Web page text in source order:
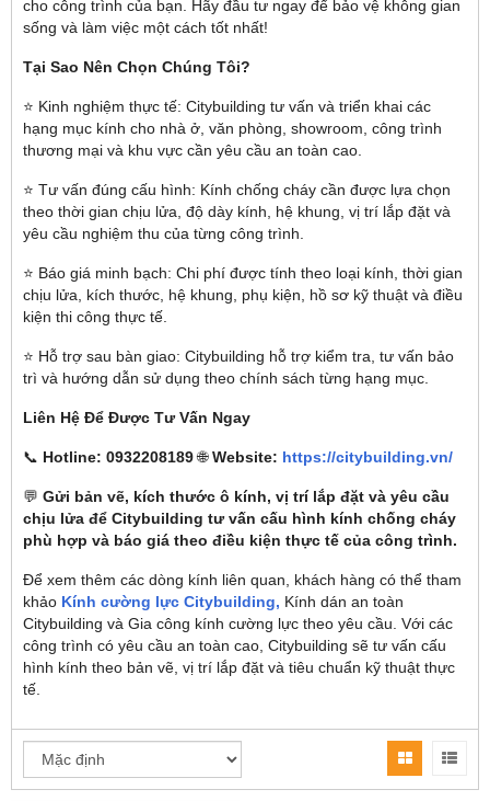
cho công trình của bạn. Hãy đầu tư ngay để bảo vệ không gian
sống và làm việc một cách tốt nhất!
Tại Sao Nên Chọn Chúng Tôi?
⭐ Kinh nghiệm thực tế: Citybuilding tư vấn và triển khai các
hạng mục kính cho nhà ở, văn phòng, showroom, công trình
thương mại và khu vực cần yêu cầu an toàn cao.
⭐ Tư vấn đúng cấu hình: Kính chống cháy cần được lựa chọn
theo thời gian chịu lửa, độ dày kính, hệ khung, vị trí lắp đặt và
yêu cầu nghiệm thu của từng công trình.
⭐ Báo giá minh bạch: Chi phí được tính theo loại kính, thời gian
chịu lửa, kích thước, hệ khung, phụ kiện, hồ sơ kỹ thuật và điều
kiện thi công thực tế.
⭐ Hỗ trợ sau bàn giao: Citybuilding hỗ trợ kiểm tra, tư vấn bảo
trì và hướng dẫn sử dụng theo chính sách từng hạng mục.
Liên Hệ Để Được Tư Vấn Ngay
📞 Hotline: 0932208189🌐Website: https://citybuilding.vn/
💬 Gửi bản vẽ, kích thước ô kính, vị trí lắp đặt và yêu cầu
chịu lửa để Citybuilding tư vấn cấu hình kính chống cháy
phù hợp và báo giá theo điều kiện thực tế của công trình.
Để xem thêm các dòng kính liên quan, khách hàng có thể tham
khảo Kính cường lực Citybuilding, Kính dán an toàn
Citybuilding và Gia công kính cường lực theo yêu cầu. Với các
công trình có yêu cầu an toàn cao, Citybuilding sẽ tư vấn cấu
hình kính theo bản vẽ, vị trí lắp đặt và tiêu chuẩn kỹ thuật thực
tế.